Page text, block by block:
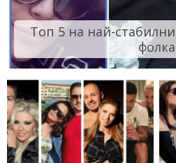
Топ 5 на най-
фолка